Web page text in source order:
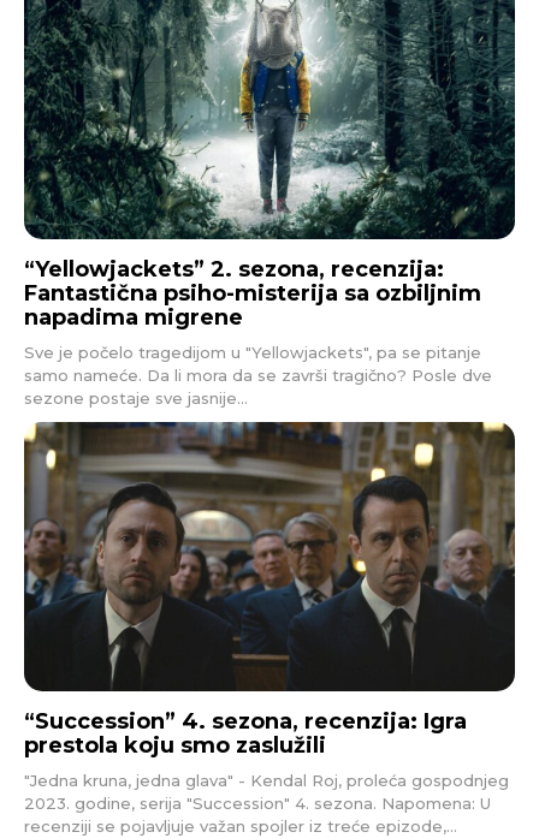
“Yellowjackets” 2. sezona, recenzija:
Fantastična psiho-misterija sa ozbiljnim
napadima migrene
Sve je počelo tragedijom u "Yellowjackets", pa se pitanje
samo nameće. Da li mora da se završi tragično? Posle dve
sezone postaje sve jasnije...
“Succession” 4. sezona, recenzija: Igra
prestola koju smo zaslužili
"Jedna kruna, jedna glava" - Kendal Roj, proleća gospodnjeg
2023. godine, serija "Succession" 4. sezona. Napomena: U
recenziji se pojavljuje važan spojler iz treće epizode,...